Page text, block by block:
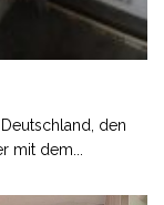
den
mit dem